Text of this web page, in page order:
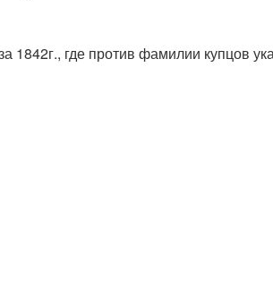
1842г., где против фамилии купцов